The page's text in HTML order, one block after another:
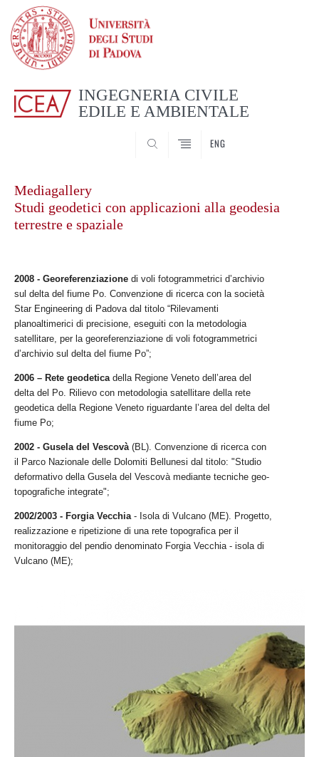
INGEGNERIA CIVILE
EDILE E AMBIENTALE
ENG
Mediagallery
Studi geodetici con applicazioni alla geodesia
terrestre e spaziale
2008 - Georeferenziazione di voli fotogrammetrici d’archivio
sul delta del fiume Po. Convenzione di ricerca con la società
Star Engineering di Padova dal titolo “Rilevamenti
planoaltimerici di precisione, eseguiti con la metodologia
satellitare, per la georeferenziazione di voli fotogrammetrici
d’archivio sul delta del fiume Po”;
2006 – Rete geodeticadella Regione Veneto dell’area del
delta del Po. Rilievo con metodologia satellitare della rete
geodetica della Regione Veneto riguardante l’area del delta del
fiume Po;
2002 - Gusela del Vescovà (BL). Convenzione di ricerca con
il Parco Nazionale delle Dolomiti Bellunesi dal titolo: "Studio
deformativo della Gusela del Vescovà mediante tecniche geo-
topografiche integrate";
2002/2003 - Forgia Vecchia - Isola di Vulcano (ME). Progetto,
realizzazione e ripetizione di una rete topografica per il
monitoraggio del pendio denominato Forgia Vecchia - isola di
Vulcano (ME);